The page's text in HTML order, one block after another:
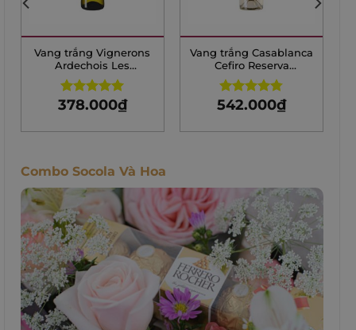
Vang trắng Vignerons
Ardechois Les
Classiques Sauvignon
Blanc
Rated5.00
378.000₫
Vang trắng Casablanca
Cefiro Reserva
Sauvignon Blanc
Rated4.75
542.000₫
Combo Socola Và Hoa